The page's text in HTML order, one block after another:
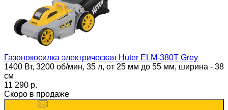
Газонокосилка электрическая Huter ELM-380T Grey
1400 Вт, 3200 об/мин, 35 л, от 25 мм до 55 мм, ширина - 38
см
11 290 p.
Скоро в продаже